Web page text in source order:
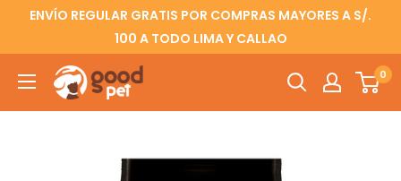
ENVÍO REGULAR GRATIS POR COMPRAS MAYORES A S/.
100 A TODO LIMA Y CALLAO
0